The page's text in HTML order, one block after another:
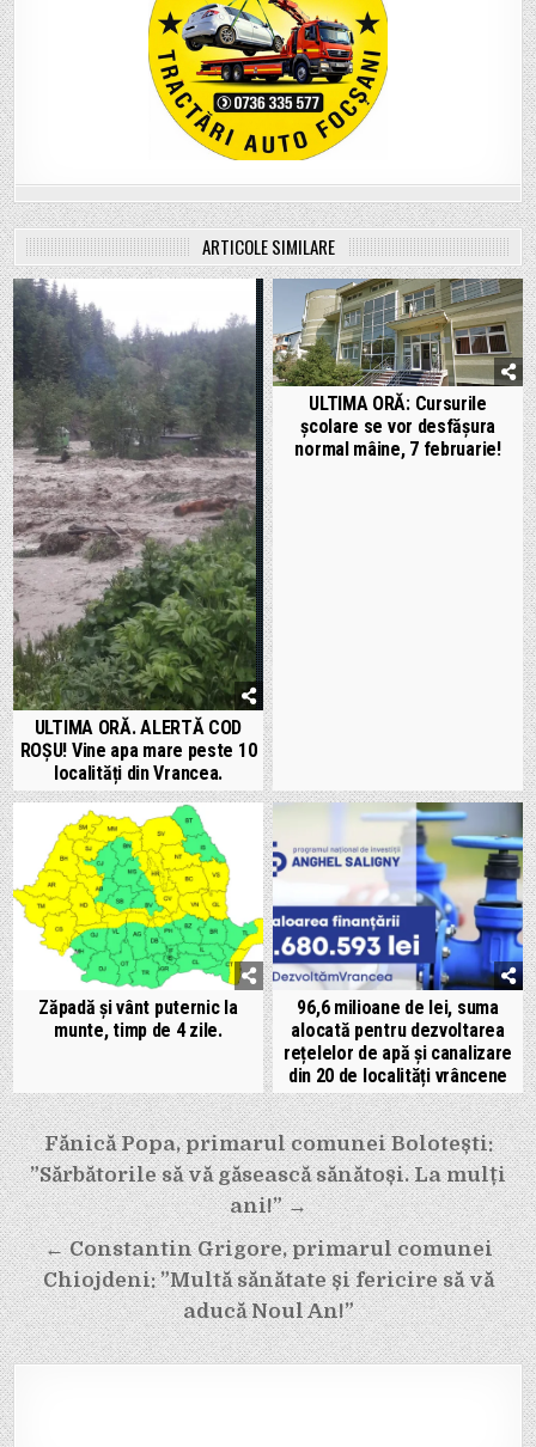
ARTICOLE SIMILARE
ULTIMA ORĂ. ALERTĂ COD
ROȘU! Vine apa mare peste 10
localități din Vrancea.
ULTIMA ORĂ: Cursurile
școlare se vor desfășura
normal mâine, 7 februarie!
Zăpadă și vânt puternic la
munte, timp de 4 zile.
96,6 milioane de lei, suma
alocată pentru dezvoltarea
rețelelor de apă și canalizare
din 20 de localități vrâncene
Navigare
în
articole
Fănică Popa, primarul comunei Bolotești:
”Sărbătorile să vă găsească sănătoși. La mulți
ani!” →
← Constantin Grigore, primarul comunei
Chiojdeni: ”Multă sănătate și fericire să vă
aducă Noul An!”